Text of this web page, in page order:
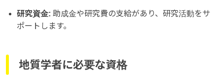
研究資金: 助成金や研究費の支給があり、研究活動をサ
ポートします。
地質学者に必要な資格